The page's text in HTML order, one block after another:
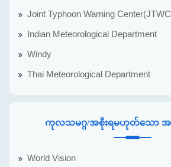
Joint Typhoon Warning
Indian Meteorological Department
Windy
Thai Meteorological Department
ကုလသမဂ္ဂ/အစိုးရမဟုတ်သော အ
World Vision